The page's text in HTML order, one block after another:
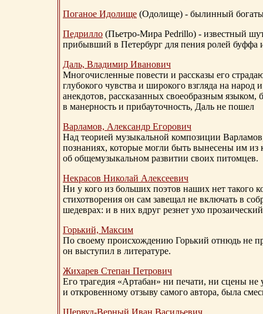
Поганое Идолище (Одолище) - былинный
Педрилло (Пьетро-Мира Pedrillo) - известный
прибывший в Петербург для пения ролей буффа
Даль, Владимир Иванович
Многочисленные повести и рассказы его
глубокого чувства и широкого взгляда на
анекдотов, рассказанных своеобразным
в манерность и прибауточность, Даль не пошел
Варламов, Александр Егорович
Над теорией музыкальной композиции
познаниях, которые могли быть вынесены им из
об общемузыкальном развитии своих питомцев.
Некрасов Николай Алексеевич
Ни у кого из больших поэтов наших нет такого
стихотворения он сам завещал не включать в
шедеврах: и в них вдруг резнет ухо
Горький, Максим
По своему происхождению Горький отнюдь не
он выступил в литературе.
Жихарев Степан Петрович
Его трагедия «Артабан» ни печати, ни сцены
и откровенному отзыву самого автора, была